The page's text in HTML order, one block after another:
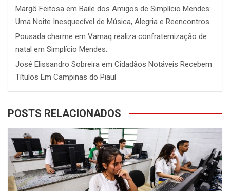
Margô Feitosa em Baile dos Amigos de Simplício Mendes:
Uma Noite Inesquecível de Música, Alegria e Reencontros
Pousada charme em Vamaq realiza confraternização de
natal em Simplício Mendes.
José Elissandro Sobreira em Cidadãos Notáveis Recebem
Títulos Em Campinas do Piauí
POSTS RELACIONADOS